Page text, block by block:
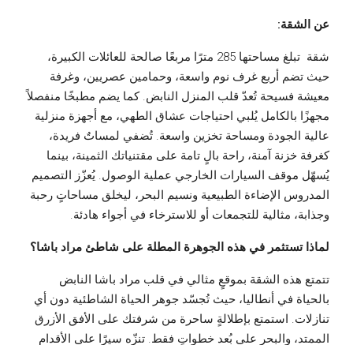
عن الشقة:
شقة تبلغ مساحتها 285 مترًا مربعًا صالحة للعائلات الكبيرة،
حيث تضم أربع غرف نوم واسعة، وحمامين عصريين، وغرفة
معيشة فسيحة تُعدّ قلب المنزل النابض. كما يضم مطبخًا منفصلاً
مجهزًا بالكامل يُلبي احتياجات عشاق الطهي، مع أجهزة منزلية
عالية الجودة ومساحة تخزين واسعة. تُضفي لمساتٌ فريدة،
كغرفة خزنة آمنة، راحة بالٍ تامة على مقتنياتك الثمينة، بينما
يُسهّل موقف السيارات الخارجي عملية الوصول. يُعزّز التصميم
المدروس الإضاءة الطبيعية ونسيم البحر، ليخلق مساحاتٍ رحبة
وجذابة، مثالية للتجمعات أو للاسترخاء في أجواء هادئة.
لماذا تستثمر في هذه الجوهرة المطلة على شاطئ مراد باشا؟
تتمتع هذه الشقة بموقعٍ مثالي في قلب مراد باشا النابض
بالحياة في أنطاليا، حيث تُجسّد جوهر الحياة الشاطئية دون أي
تنازلات. استمتع بإطلالةٍ ساحرة من شرفتك على الأفق الأزرق
الممتد، والبحر على بُعد خطواتٍ فقط. تنزّه سيرًا على الأقدام